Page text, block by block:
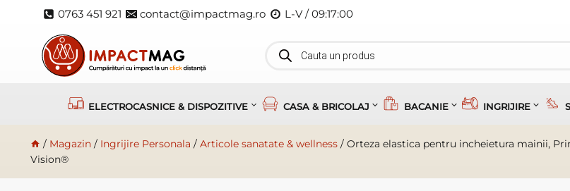
0763 451 921 contact@impactmag.ro L-V / 09:17:00
Products
search
ELECTROCASNICE & DISPOZITIVE CASA & BRICOLAJ BACANIE INGRIJIRE
/ Magazin / Ingrijire Personala / Articole sanatate & wellness / Orteza elastica pentru incheietura mainii,
Vision®